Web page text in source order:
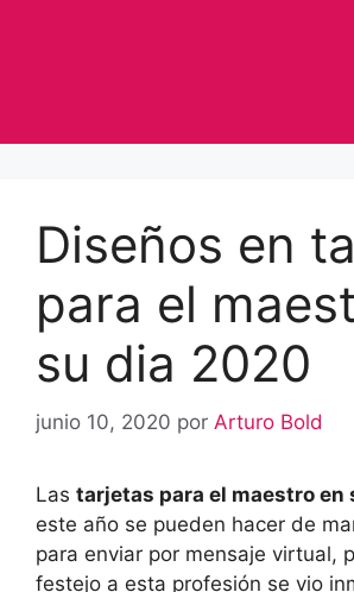
Diseños en
para el
su dia 2020
junio 10, 2020 por Arturo Bold
Las tarjetas para el maestro en
este año se pueden hacer de
para enviar por mensaje virtual,
festejo a esta profesión se vio